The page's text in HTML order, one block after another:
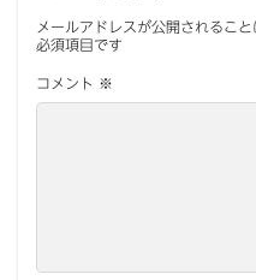
メールアドレスが公開されること
必須項目です
コメント ※